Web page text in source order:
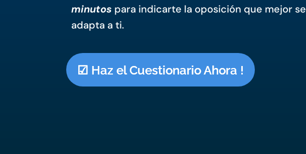
minutos para indicarte la oposición que mejor se
adapta a ti.
☑ Haz el Cuestionario Ahora !